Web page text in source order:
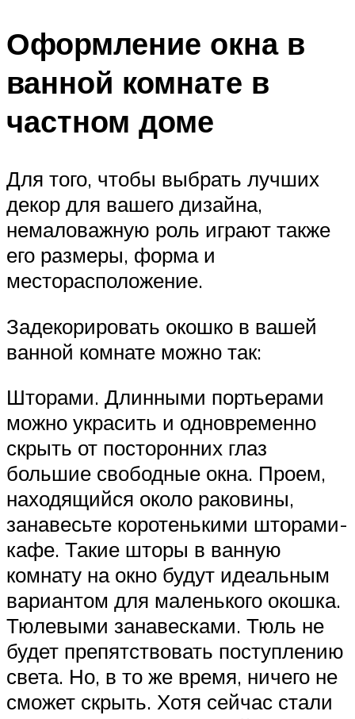
Оформление окна в
ванной комнате в
частном доме
Для того, чтобы выбрать лучших
декор для вашего дизайна,
немаловажную роль играют также
его размеры, форма и
месторасположение.
Задекорировать окошко в вашей
ванной комнате можно так:
Шторами. Длинными портьерами
можно украсить и одновременно
скрыть от посторонних глаз
большие свободные окна. Проем,
находящийся около раковины,
занавесьте коротенькими шторами-
кафе. Такие шторы в ванную
комнату на окно будут идеальным
вариантом для маленького окошка.
Тюлевыми занавесками. Тюль не
будет препятствовать поступлению
света. Но, в то же время, ничего не
сможет скрыть. Хотя сейчас стали